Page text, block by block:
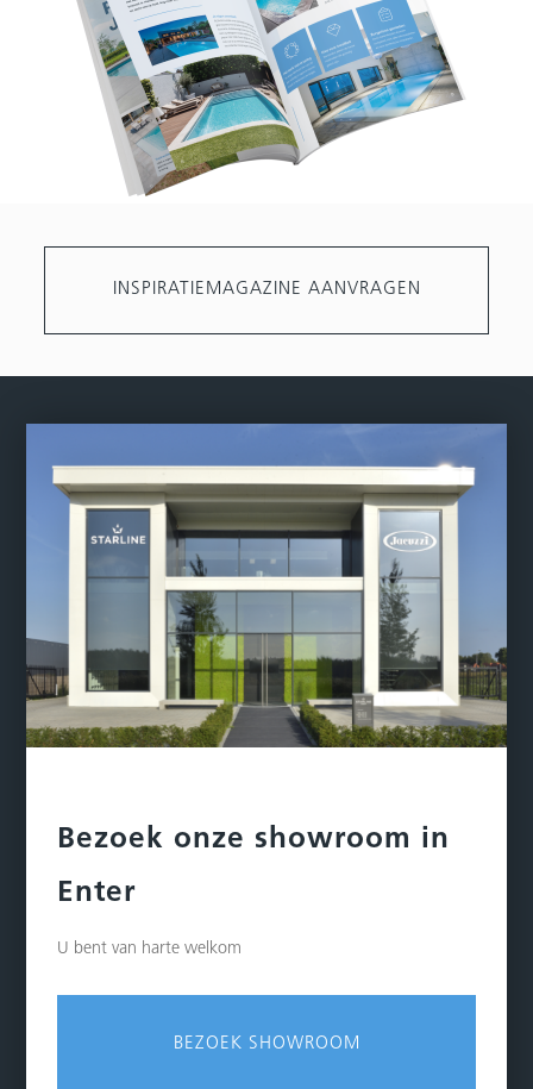
INSPIRATIEMAGAZINE AANVRAGEN
Bezoek onze showroom in
Enter
U bent van harte welkom
BEZOEK SHOWROOM